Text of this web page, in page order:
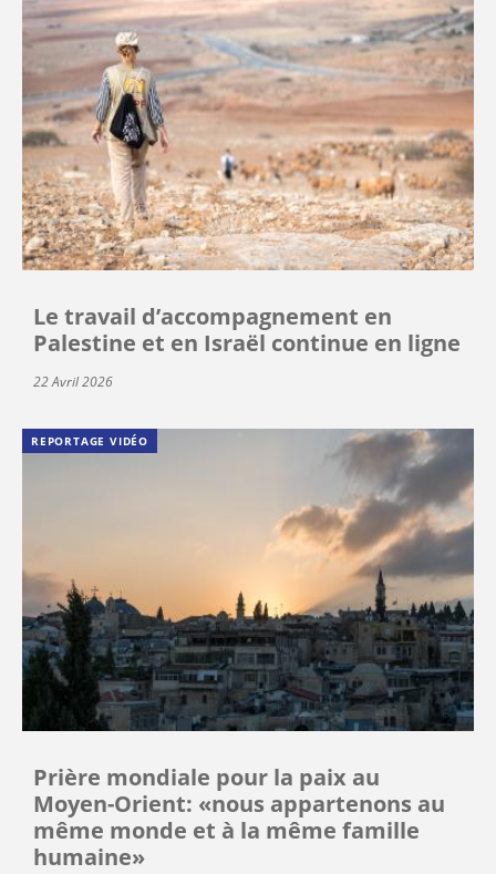
Le travail d’accompagnement en
Palestine et en Israël continue en ligne
22 Avril 2026
REPORTAGE VIDÉO
Prière mondiale pour la paix au
Moyen-Orient: «nous appartenons au
même monde et à la même famille
humaine»